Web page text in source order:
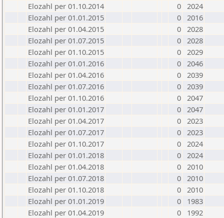
Elozahl per 01.10.2014
0 2024
Elozahl per 01.01.2015
0 2016
Elozahl per 01.04.2015
0 2028
Elozahl per 01.07.2015
0 2028
Elozahl per 01.10.2015
0 2029
Elozahl per 01.01.2016
0 2046
Elozahl per 01.04.2016
0 2039
Elozahl per 01.07.2016
0 2039
Elozahl per 01.10.2016
0 2047
Elozahl per 01.01.2017
0 2047
Elozahl per 01.04.2017
0 2023
Elozahl per 01.07.2017
0 2023
Elozahl per 01.10.2017
0 2024
Elozahl per 01.01.2018
0 2024
Elozahl per 01.04.2018
0 2010
Elozahl per 01.07.2018
0 2010
Elozahl per 01.10.2018
0 2010
Elozahl per 01.01.2019
0
1983
Elozahl per 01.04.2019
0
1992